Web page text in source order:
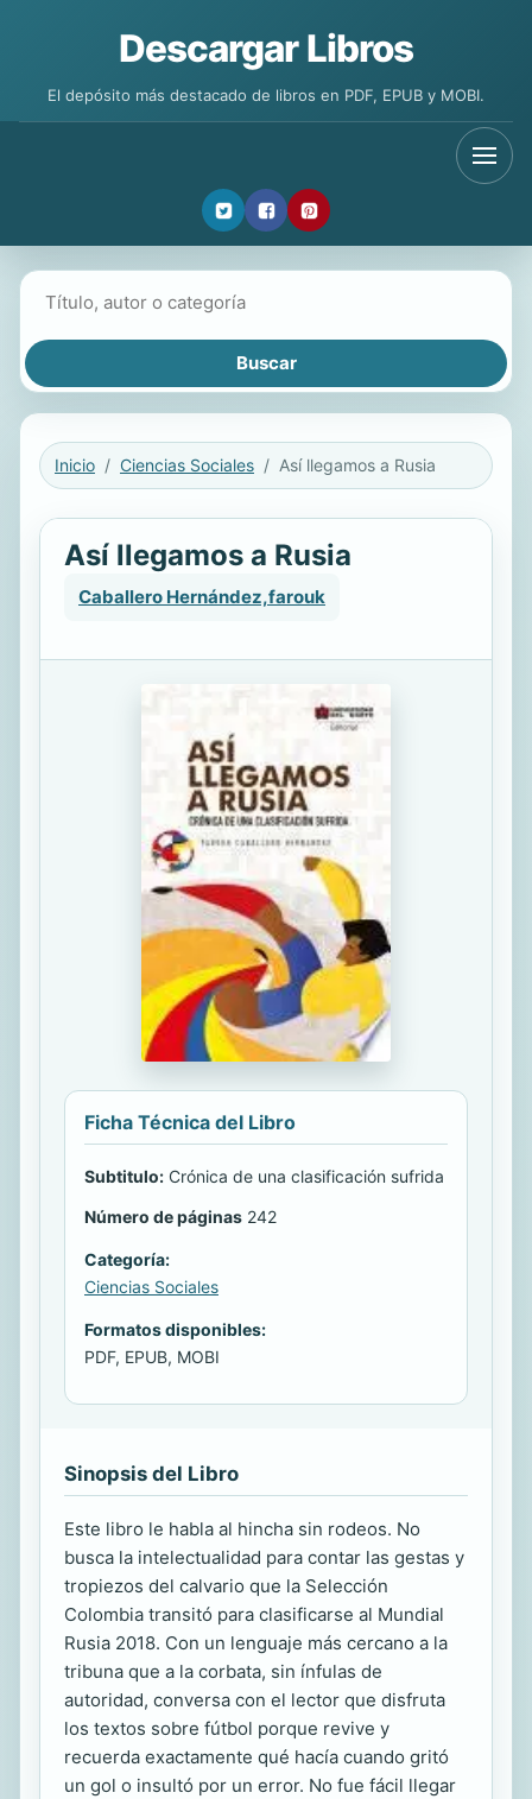
Descargar Libros
El depósito más destacado de libros en PDF, EPUB y MOBI.
Inicio Ciencias Sociales Así llegamos a Rusia
Así llegamos a Rusia
Caballero Hernández,farouk
Ficha Técnica del Libro
Subtitulo: Crónica de una clasificación sufrida
Número de páginas 242
Categoría:
Ciencias Sociales
Formatos disponibles:
PDF, EPUB, MOBI
Sinopsis del Libro
Este libro le habla al hincha sin rodeos. No
busca la intelectualidad para contar las gestas y
tropiezos del calvario que la Selección
Colombia transitó para clasificarse al Mundial
Rusia 2018. Con un lenguaje más cercano a la
tribuna que a la corbata, sin ínfulas de
autoridad, conversa con el lector que disfruta
los textos sobre fútbol porque revive y
recuerda exactamente qué hacía cuando gritó
un gol o insultó por un error. No fue fácil llegar